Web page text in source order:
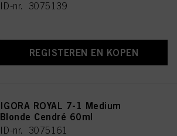
ID-nr. 3075139
REGISTEREN EN KOPEN
IGORA ROYAL 7-1 Medium
Blonde Cendré 60ml
ID-nr. 3075161